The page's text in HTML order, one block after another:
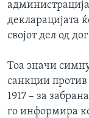
декларацијата
својот дел од
Тоа значи
санкции против
1917 – за
го информира